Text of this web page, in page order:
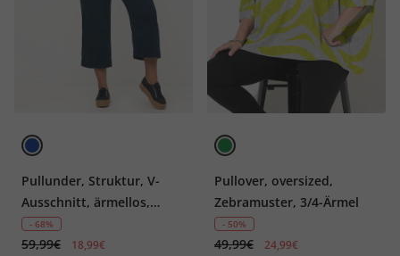
Pullunder, Struktur, V-
Ausschnitt, ärmellos,
Biobaumwolle
- 68%
59,99€ 18,99€
Pullover, oversized,
Zebramuster, 3/4-Ärmel
- 50%
49,99€ 24,99€